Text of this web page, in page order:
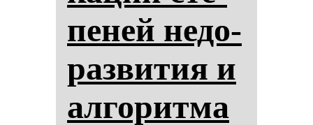
пе­ней не­до­
раз­ви­тия и
ал­го­рит­ма